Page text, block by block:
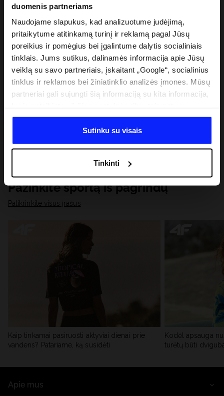
duomenis partneriams
Naudojame slapukus, kad analizuotume judėjimą,
pritaikytume atitinkamą turinį ir reklamą pagal Jūsų
poreikius ir pomėgius bei įgalintume dalytis socialiniais
tinklais. Jums sutikus, dalinamės informacija apie Jūsų
veiklą su savo partneriais, įskaitant „Google“, socialinius
tinklus ir reklamos bei žiniatinklio analizės įmones. Mūsų
partneriai gali sujungti šią informaciją su kita informacija,
duomenimis, kuriuos jie gauna, kai naudojatės jų
paslaugomis. Gavus Jūsų leidimą, mes galime perduoti
Jūsų asmeninę informaciją savo partneriams, siekdami
analitinius tyrimus, pritaikyti turinį ir tobulinti mūsų
partnerių siūlomus sprendimus (pvz., socialinius tinklus).
Išsamią informaciją rasite mūsų Privatumo politikoje ir
skiltyje „Išsami informacija“.
Sutinku su visais
Tinkinti
Pažinkite sportą iš pagrindų
Patikrinkite visus įrašus
Kaip tinkamai pasiruošti aktyviai dienai prie
vandens? Patariame, ką susidėti
Kodėl apsauga
turėtų būti
Apie mus